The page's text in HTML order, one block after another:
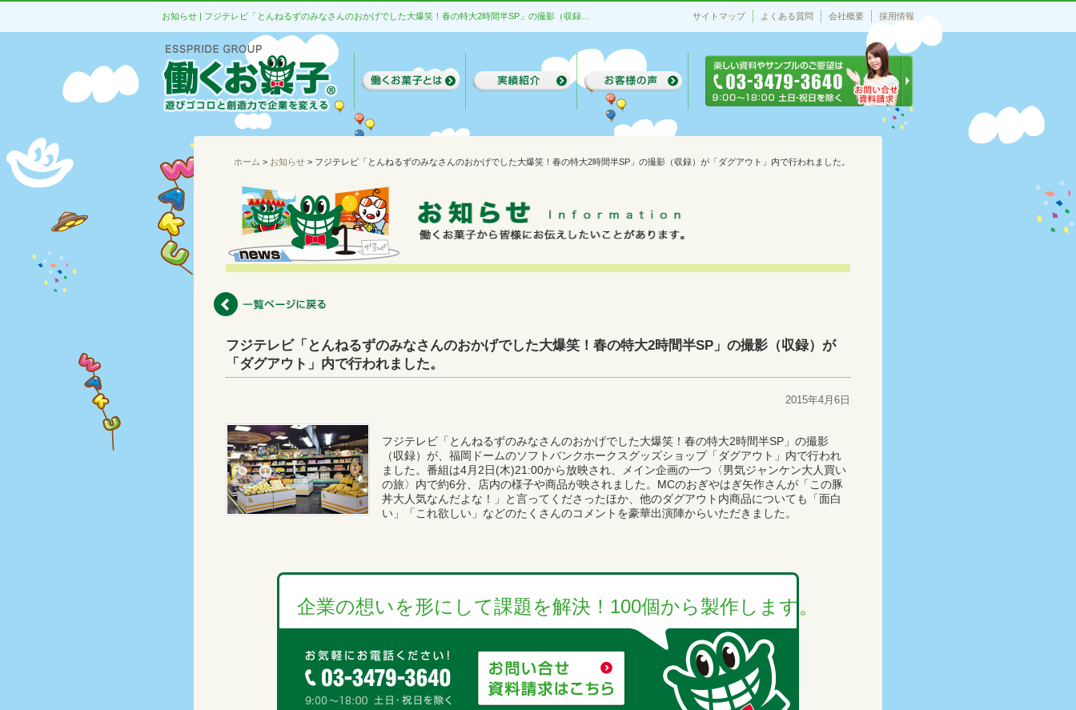
サイトマップ よくある質問 会社概要 採用情報
ホーム > お知らせ > フジテレビ「とんねるずのみなさんのおかげでした大爆笑！春の特大2時間半SP」の撮影（収録）が「ダグアウト」内で行われました。
フジテレビ「とんねるずのみなさんのおかげでした大爆笑！春の特大2時間半SP」の撮影（収録）が
「ダグアウト」内で行われました。
2015年4月6日
フジテレビ「とんねるずのみなさんのおかげでした大爆笑！春の特大2時間半SP」の撮影
（収録）が、福岡ドームのソフトバンクホークスグッズショップ「ダグアウト」内で行われ
ました。番組は4月2日(木)21:00から放映され、メイン企画の一つ〈男気ジャンケン大人買い
の旅〉内で約6分、店内の様子や商品が映されました。MCのおぎやはぎ矢作さんが「この豚
丼大人気なんだよな！」と言ってくださったほか、他のダグアウト内商品についても「面白
い」「これ欲しい」などのたくさんのコメントを豪華出演陣からいただきました。
企業の想いを形にして課題を解決！100個から製作します。